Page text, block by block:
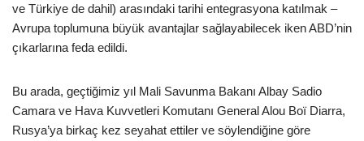
ve Türkiye de dahil) arasındaki tarihi entegrasyona katılmak –
Avrupa toplumuna büyük avantajlar sağlayabilecek iken ABD’nin
çıkarlarına feda edildi.
Bu arada, geçtiğimiz yıl Mali Savunma Bakanı Albay Sadio
Camara ve Hava Kuvvetleri Komutanı General Alou Boï Diarra,
Rusya’ya birkaç kez seyahat ettiler ve söylendiğine göre